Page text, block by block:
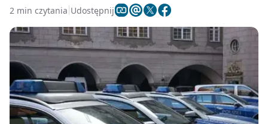
2 min czytania Udostępnij